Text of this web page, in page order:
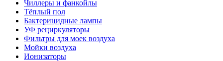
Чиллеры и фанкойлы
Тёплый пол
Бактерицидные лампы
УФ рециркуляторы
Фильтры для моек воздуха
Мойки воздуха
Ионизаторы